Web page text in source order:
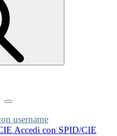
username
Accedi con SPID/CIE